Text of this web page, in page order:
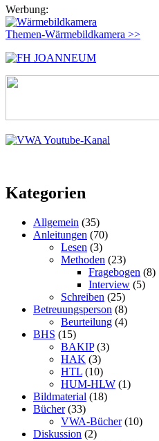
Werbung:
Themen-Wärmebildkamera >>
Kategorien
Allgemein (35)
Anleitungen (70)
Lesen (3)
Methoden (23)
Fragebogen (8)
Interview (5)
Schreiben (25)
Betreuungsperson (8)
Beurteilung (4)
BHS (15)
BAKIP(3)
HAK (3)
HTL (10)
HUM-HLW (1)
Bildmaterial (18)
Bücher(33)
VWA-Bücher(10)
Diskussion (2)